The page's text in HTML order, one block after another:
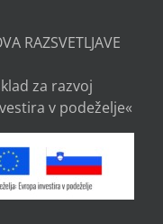
RAZSVETLJAVE
za razvoj
v podeželje«